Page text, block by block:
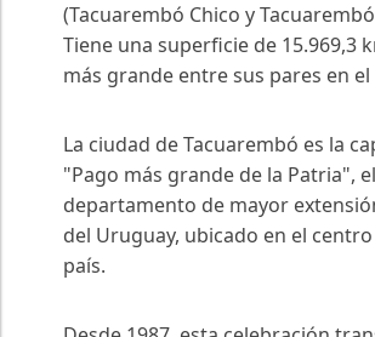
(Tacuarembó Chico y
Tiene una superficie de 15.969,3
más grande entre sus pares en el
La ciudad de Tacuarembó es la
"Pago más grande de la Patria", el
departamento de mayor
del Uruguay, ubicado en el
país.